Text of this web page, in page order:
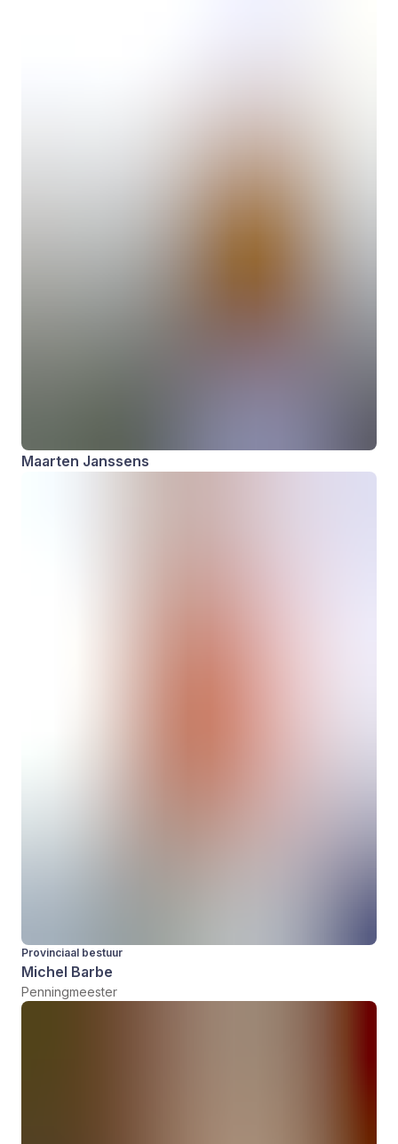
Maarten Janssens
Provinciaal bestuur
Michel Barbe
Penningmeester